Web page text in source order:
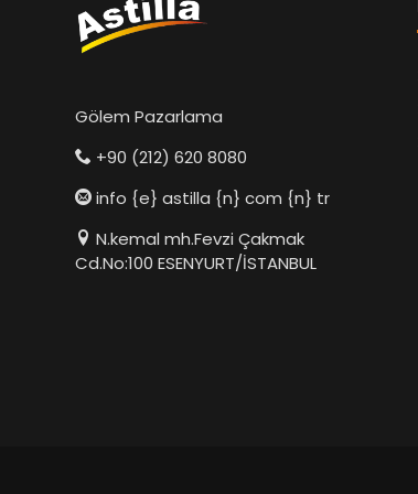
Gölem Pazarlama
+90 (212) 620 8080
info {e} astilla {n} com {n} tr
N.kemal mh.Fevzi Çakmak
Cd.No:100 ESENYURT/İSTANBUL